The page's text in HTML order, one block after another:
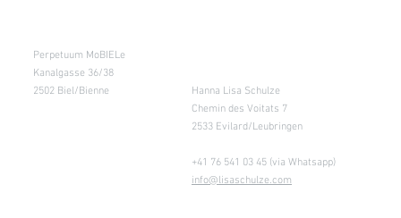
Perpetuum MoBIELe
Kanalgasse 36/38
2502 Biel/Bienne
Hanna Lisa Schulze
Chemin des Voitats 7
2533 Evilard/Leubringen
+41 76 541 03 45 (via Whatsapp)
info@lisaschulze.com